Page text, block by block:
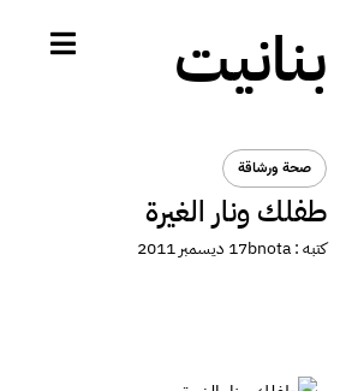
بنانيت
صحة ورشاقة
طفلك ونار الغيرة
كتبه :bnota17 ديسمبر 2011